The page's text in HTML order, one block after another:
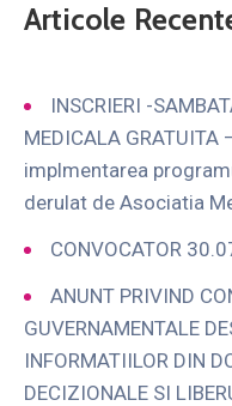
Articole
INSCRIERI -
MEDICALA GRATUITA
implmentarea
derulat de Asociatia
CONVOCATOR
ANUNT PRIVIND
GUVERNAMENTALE
INFORMATIILOR DIN
DECIZIONALE SI